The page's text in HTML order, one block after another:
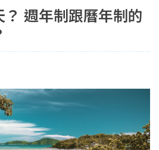
週年制跟曆年制的